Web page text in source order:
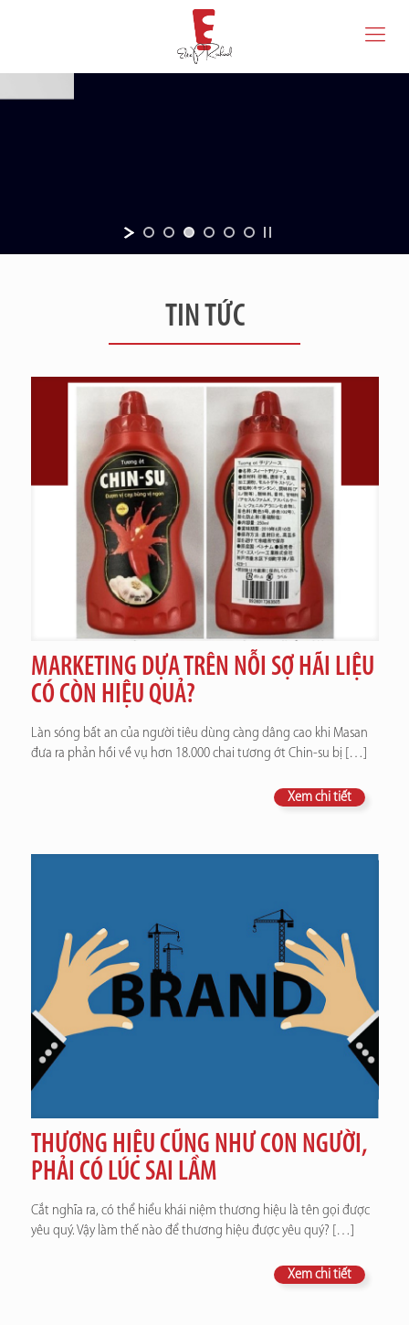
TIN TỨC
MARKETING DỰA TRÊN NỖI SỢ HÃI LIỆU
CÓ CÒN HIỆU QUẢ?
Làn sóng bất an của người tiêu dùng càng dâng cao khi Masan
đưa ra phản hồi về vụ hơn 18.000 chai tương ớt Chin-su bị […]
Xem chi tiết
THƯƠNG HIỆU CŨNG NHƯ CON NGƯỜI,
PHẢI CÓ LÚC SAI LẦM
Cắt nghĩa ra, có thể hiểu khái niệm thương hiệu là tên gọi được
yêu quý. Vậy làm thế nào để thương hiệu được yêu quý? […]
Xem chi tiết